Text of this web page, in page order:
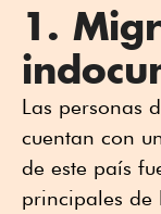
1.
Las personas
cuentan con
de este país
principales de